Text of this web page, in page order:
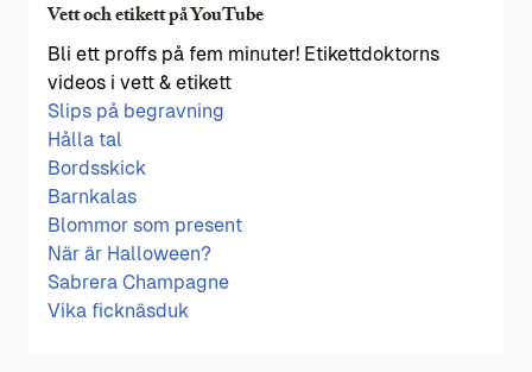
Vett och etikett på YouTube
Bli ett proffs på fem minuter! Etikettdoktorns
videos i vett & etikett
Slips på begravning
Hålla tal
Bordsskick
Barnkalas
Blommor som present
När är Halloween?
Sabrera Champagne
Vika ficknäsduk